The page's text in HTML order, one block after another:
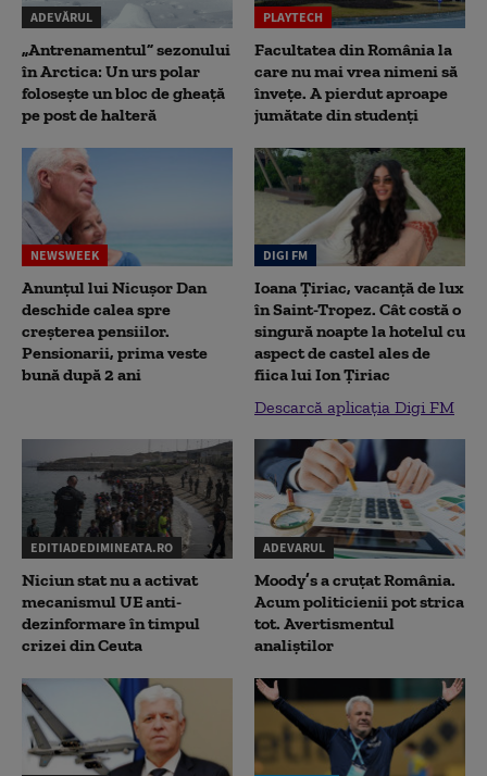
ADEVĂRUL
„Antrenamentul” sezonului
în Arctica: Un urs polar
folosește un bloc de gheață
pe post de halteră
PLAYTECH
Facultatea din România la
care nu mai vrea nimeni să
înveţe. A pierdut aproape
jumătate din studenţi
NEWSWEEK
Anunțul lui Nicușor Dan
deschide calea spre
creșterea pensiilor.
Pensionarii, prima veste
bună după 2 ani
DIGI FM
Ioana Țiriac, vacanță de lux
în Saint-Tropez. Cât costă o
singură noapte la hotelul cu
aspect de castel ales de
fiica lui Ion Țiriac
Descarcă aplicația Digi FM
EDITIADEDIMINEATA.RO
Niciun stat nu a activat
mecanismul UE anti-
dezinformare în timpul
crizei din Ceuta
ADEVARUL
Moody’s a cruțat România.
Acum politicienii pot strica
tot. Avertismentul
analiștilor